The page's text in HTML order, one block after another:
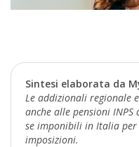
Sintesi elaborata da
Le addizionali regionale
anche alle pensioni
se imponibili in Italia per
imposizioni.